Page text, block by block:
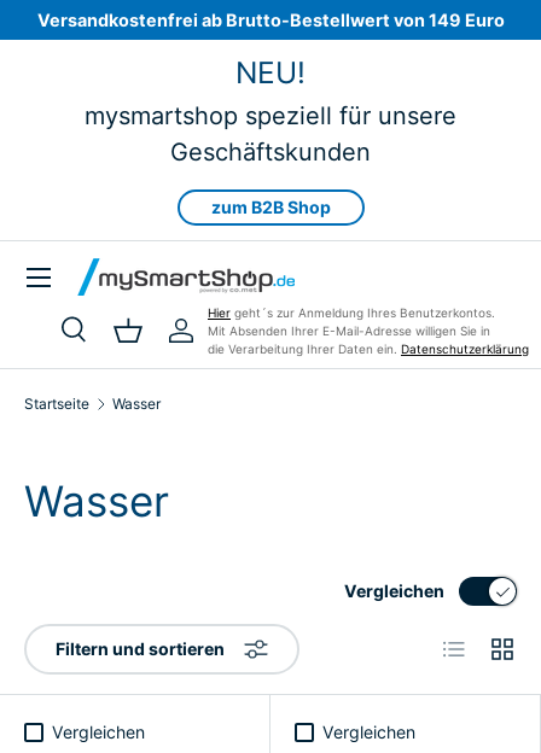
Direkt zum Inhalt
Versandkostenfrei ab Brutto-Bestellwert von 149 Euro
NEU!
mysmartshop speziell für unsere
Geschäftskunden
zum B2B Shop
Suchen
Art
SucheEinkaufskorb
Einloggen
Hier geht´s zur Anmeldung Ihres Benutzerkontos.
Mit Absenden Ihrer E-Mail-Adresse willigen Sie in
die Verarbeitung Ihrer Daten ein. Datenschutzerklärung
Menü
Startseite Wasser
Wasser
Filtern und sortieren
Vergleichen
Vergleichen Vergleichen